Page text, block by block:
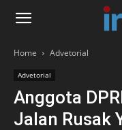
Home Advetorial
Advetorial
Anggota
Jalan Rusak